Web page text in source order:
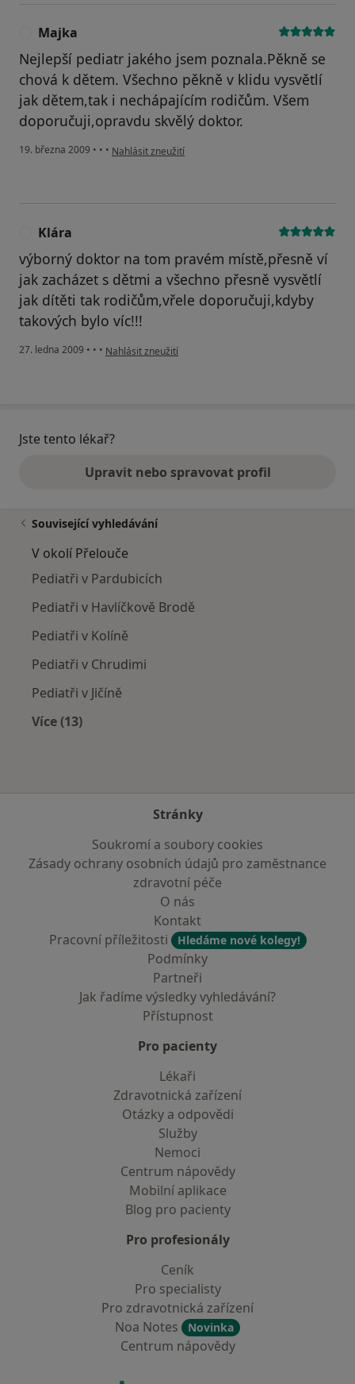
Majka
Nejlepší pediatr jakého jsem poznala.Pěkně se
chová k dětem. Všechno pěkně v klidu vysvětlí
jak dětem,tak i nechápajícím rodičům. Všem
doporučuji,opravdu skvělý doktor.
19. března 2009 • • • podle názoru uživatele Majka
Nahlásit zneužití
Klára
výborný doktor na tom pravém místě,přesně ví
jak zacházet s dětmi a všechno přesně vysvětlí
jak dítěti tak rodičům,vřele doporučuji,kdyby
takových bylo víc!!!
27. ledna 2009 • • • podle názoru uživatele Klára
Nahlásit zneužití
Jste tento lékař?
Upravit nebo spravovat profil
Související vyhledávání
V okolí Přelouče
Pediatři v Pardubicích
Pediatři v Havlíčkově Brodě
Pediatři v Kolíně
Pediatři v Chrudimi
Pediatři v Jičíně
Více (13)
Stránky
Soukromí a soubory cookies
Zásady ochrany osobních údajů pro zaměstnance
zdravotní péče
O nás
Kontakt
Pracovní příležitosti
Hledáme nové kolegy!
Podmínky
Partneři
Jak řadíme výsledky vyhledávání?
Přístupnost
Pro pacienty
Lékaři
Zdravotnická zařízení
Otázky a odpovědi
Služby
Nemoci
Centrum nápovědy
Mobilní aplikace
Blog pro pacienty
Pro profesionály
Ceník
Pro specialisty
Pro zdravotnická zařízení
Noa Notes
Novinka
Centrum nápovědy